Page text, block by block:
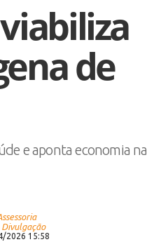
de
e aponta economia na
Divulgação
2026 15:58